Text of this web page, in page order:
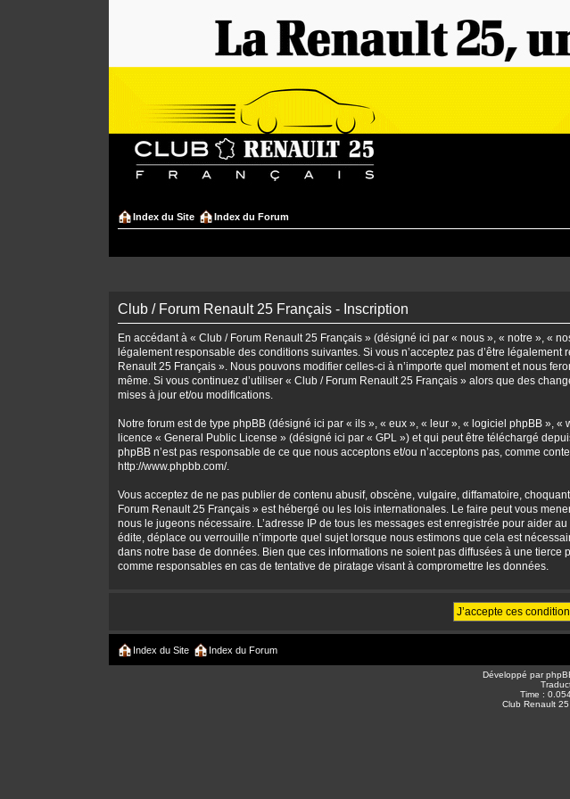
Index du Site Index du Forum
Club / Forum Renault 25 Français - Inscription
En accédant à « Club / Forum Renault 25 Français » (désigné ici par « nous », « notre », «
légalement responsable des conditions suivantes. Si vous n’acceptez pas d’être
Renault 25 Français ». Nous pouvons modifier celles-ci à n’importe quel moment et nous
même. Si vous continuez d’utiliser « Club / Forum Renault 25 Français » alors que des
mises à jour et/ou modifications.
Notre forum est de type phpBB (désigné ici par « ils », « eux », « leur », « logiciel phpBB »,
licence « General Public License » (désigné ici par « GPL ») et qui peut être téléchargé
phpBB n’est pas responsable de ce que nous acceptons et/ou n’acceptons pas, comme
http://www.phpbb.com/.
Vous acceptez de ne pas publier de contenu abusif, obscène, vulgaire, diffamatoire,
Forum Renault 25 Français » est hébergé ou les lois internationales. Le faire peut vous
nous le jugeons nécessaire. L’adresse IP de tous les messages est enregistrée pour aider
édite, déplace ou verrouille n’importe quel sujet lorsque nous estimons que cela est
dans notre base de données. Bien que ces informations ne soient pas diffusées à une
comme responsables en cas de tentative de piratage visant à compromettre les données.
Index du Site Index du Forum
Développé par
Time :
Club Renault